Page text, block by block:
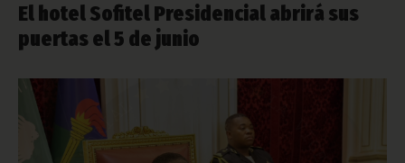
El hotel Sofitel Presidencial abrirá sus
puertas el 5 de junio